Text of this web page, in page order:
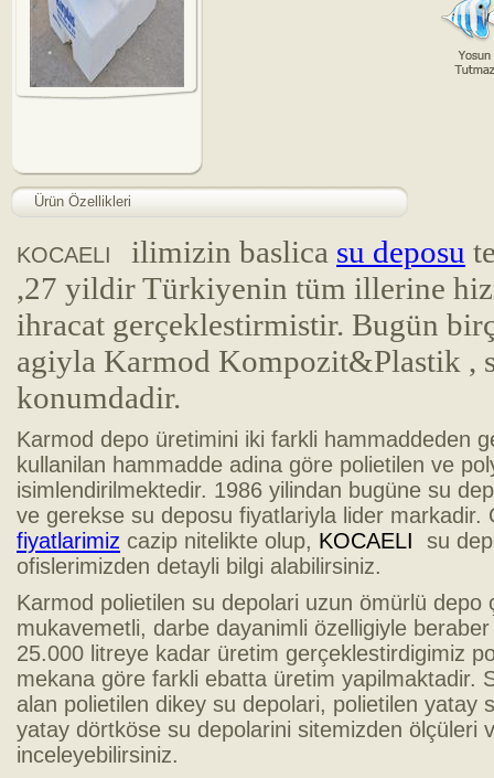
Ürün Özellikleri
KOCAELI ilimizin baslica su deposu
,27 yildir Türkiyenin tüm illerine
ihracat gerçeklestirmistir. Bugün
agiyla Karmod Kompozit&Plastik ,
konumdadir.
Karmod depo üretimini iki farkli hammaddeden
kullanilan hammadde adina göre polietilen ve
isimlendirilmektedir. 1986 yilindan bugüne su
ve gerekse su deposu fiyatlariyla lider markadir.
fiyatlarimiz cazip nitelikte olup, KOCAELI su
ofislerimizden detayli bilgi alabilirsiniz.
Karmod polietilen su depolari uzun ömürlü depo
mukavemetli, darbe dayanimli özelligiyle
25.000 litreye kadar üretim gerçeklestirdigimiz
mekana göre farkli ebatta üretim yapilmaktadir.
alan polietilen dikey su depolari, polietilen yatay
yatay dörtköse su depolarini sitemizden ölçüleri
inceleyebilirsiniz.